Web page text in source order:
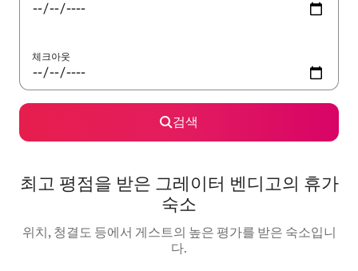
체크아웃
검색
최고 평점을 받은 그레이터 벤디고의 휴가
숙소
위치, 청결도 등에서 게스트의 높은 평가를 받은 숙소입니
다.